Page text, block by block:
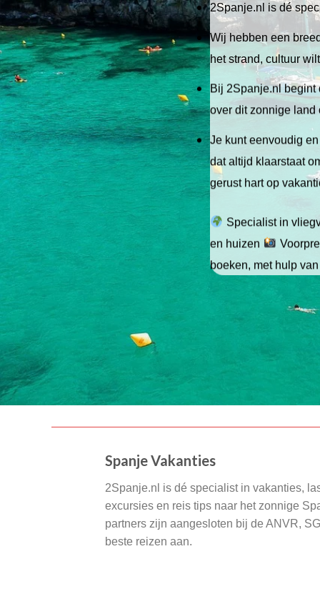
2Spanje.nl is dé
Wij hebben een
het strand, cultuur
Bij 2Spanje.nl begint
over dit zonnige land
Je kunt eenvoudig
dat altijd klaarstaat
gerust hart op
Specialist in
en huizen
boeken, met hulp
Spanje Vakanties
2Spanje.nl is dé specialist in vakanties,
excursies en reis tips naar het zonnige
partners zijn aangesloten bij de ANVR,
beste reizen aan.